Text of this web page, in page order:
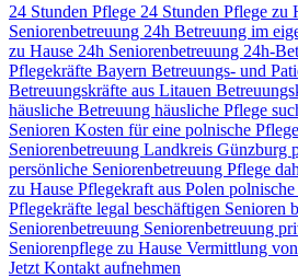
24 Stunden Pflege 24 Stunden Pflege zu
Seniorenbetreuung 24h Betreuung im
zu Hause 24h Seniorenbetreuung 24h-
Pflegekräfte Bayern Betreuungs- und
Betreuungskräfte aus Litauen
häusliche Betreuung häusliche Pflege
Senioren Kosten für eine polnische
Seniorenbetreuung Landkreis Günzburg
persönliche Seniorenbetreuung Pflege
zu Hause Pflegekraft aus Polen
Pflegekräfte legal beschäftigen Senioren
Seniorenbetreuung Seniorenbetreuung
Seniorenpflege zu Hause Vermittlung
Jetzt Kontakt aufnehmen